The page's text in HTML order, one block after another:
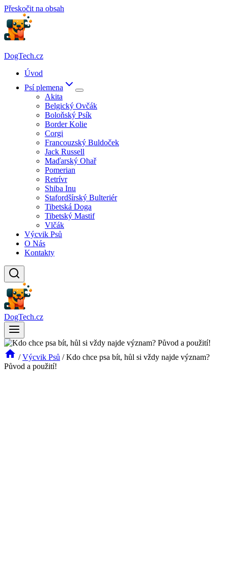
Přeskočit na obsah
DogTech.cz
Úvod
Psí plemena
Akita
Belgický Ovčák
Boloňský Psík
Border Kolie
Corgi
Francouzský Buldoček
Jack Russell
Maďarský Ohař
Pomerian
Retrívr
Shiba Inu
Stafordšírský Bulteriér
Tibetská Doga
Tibetský Mastif
Vlčák
Výcvik Psů
O Nás
Kontakty
DogTech.cz
/ Výcvik Psů / Kdo chce psa bít, hůl si vždy najde význam?
Původ a použití!